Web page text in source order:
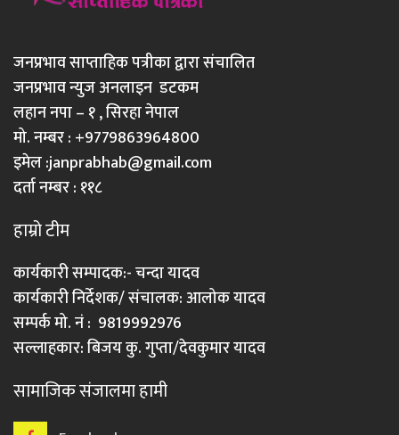
जनप्रभाव साप्ताहिक पत्रीका द्वारा संचालित
जनप्रभाव न्युज अनलाइन डटकम
लहान नपा – १ , सिरहा नेपाल
मो. नम्बर : +9779863964800
इमेल :janprabhab@gmail.com
दर्ता नम्बर : ११८
हाम्रो टीम
कार्यकारी सम्पादक:- चन्दा यादव
कार्यकारी निर्देशक/ संचालक: आलोक यादव
सम्पर्क मो. नं : 9819992976
सल्लाहकार: बिजय कु. गुप्ता/देवकुमार यादव
सामाजिक संजालमा हामी